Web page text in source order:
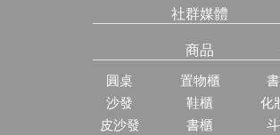
社群媒體
商品
圓桌
沙發
皮沙發
置物櫃
鞋櫃
書櫃
化